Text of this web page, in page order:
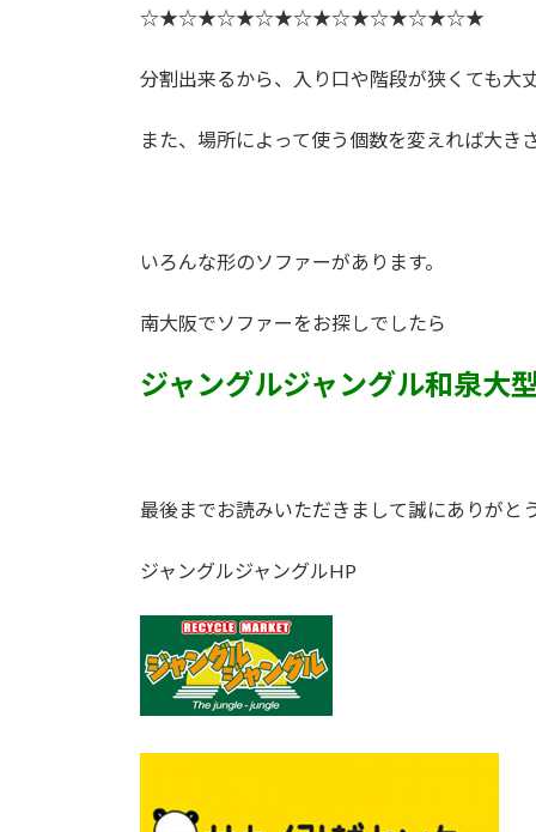
☆★☆★☆★☆★☆★☆★☆★☆★☆★
分割出来るから、入り口や階段が狭くても大
また、場所によって使う個数を変えれば大き
いろんな形のソファーがあります。
南大阪でソファーをお探しでしたら
ジャングルジャングル和泉大
最後までお読みいただきまして誠にありがと
ジャングルジャングルHP